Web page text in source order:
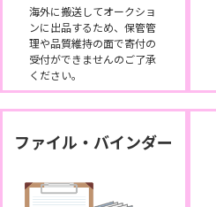
海外に搬送してオークショ
ンに出品するため、保管管
理や品質維持の面で寄付の
受付ができませんのご了承
ください。
ファイル・バインダー